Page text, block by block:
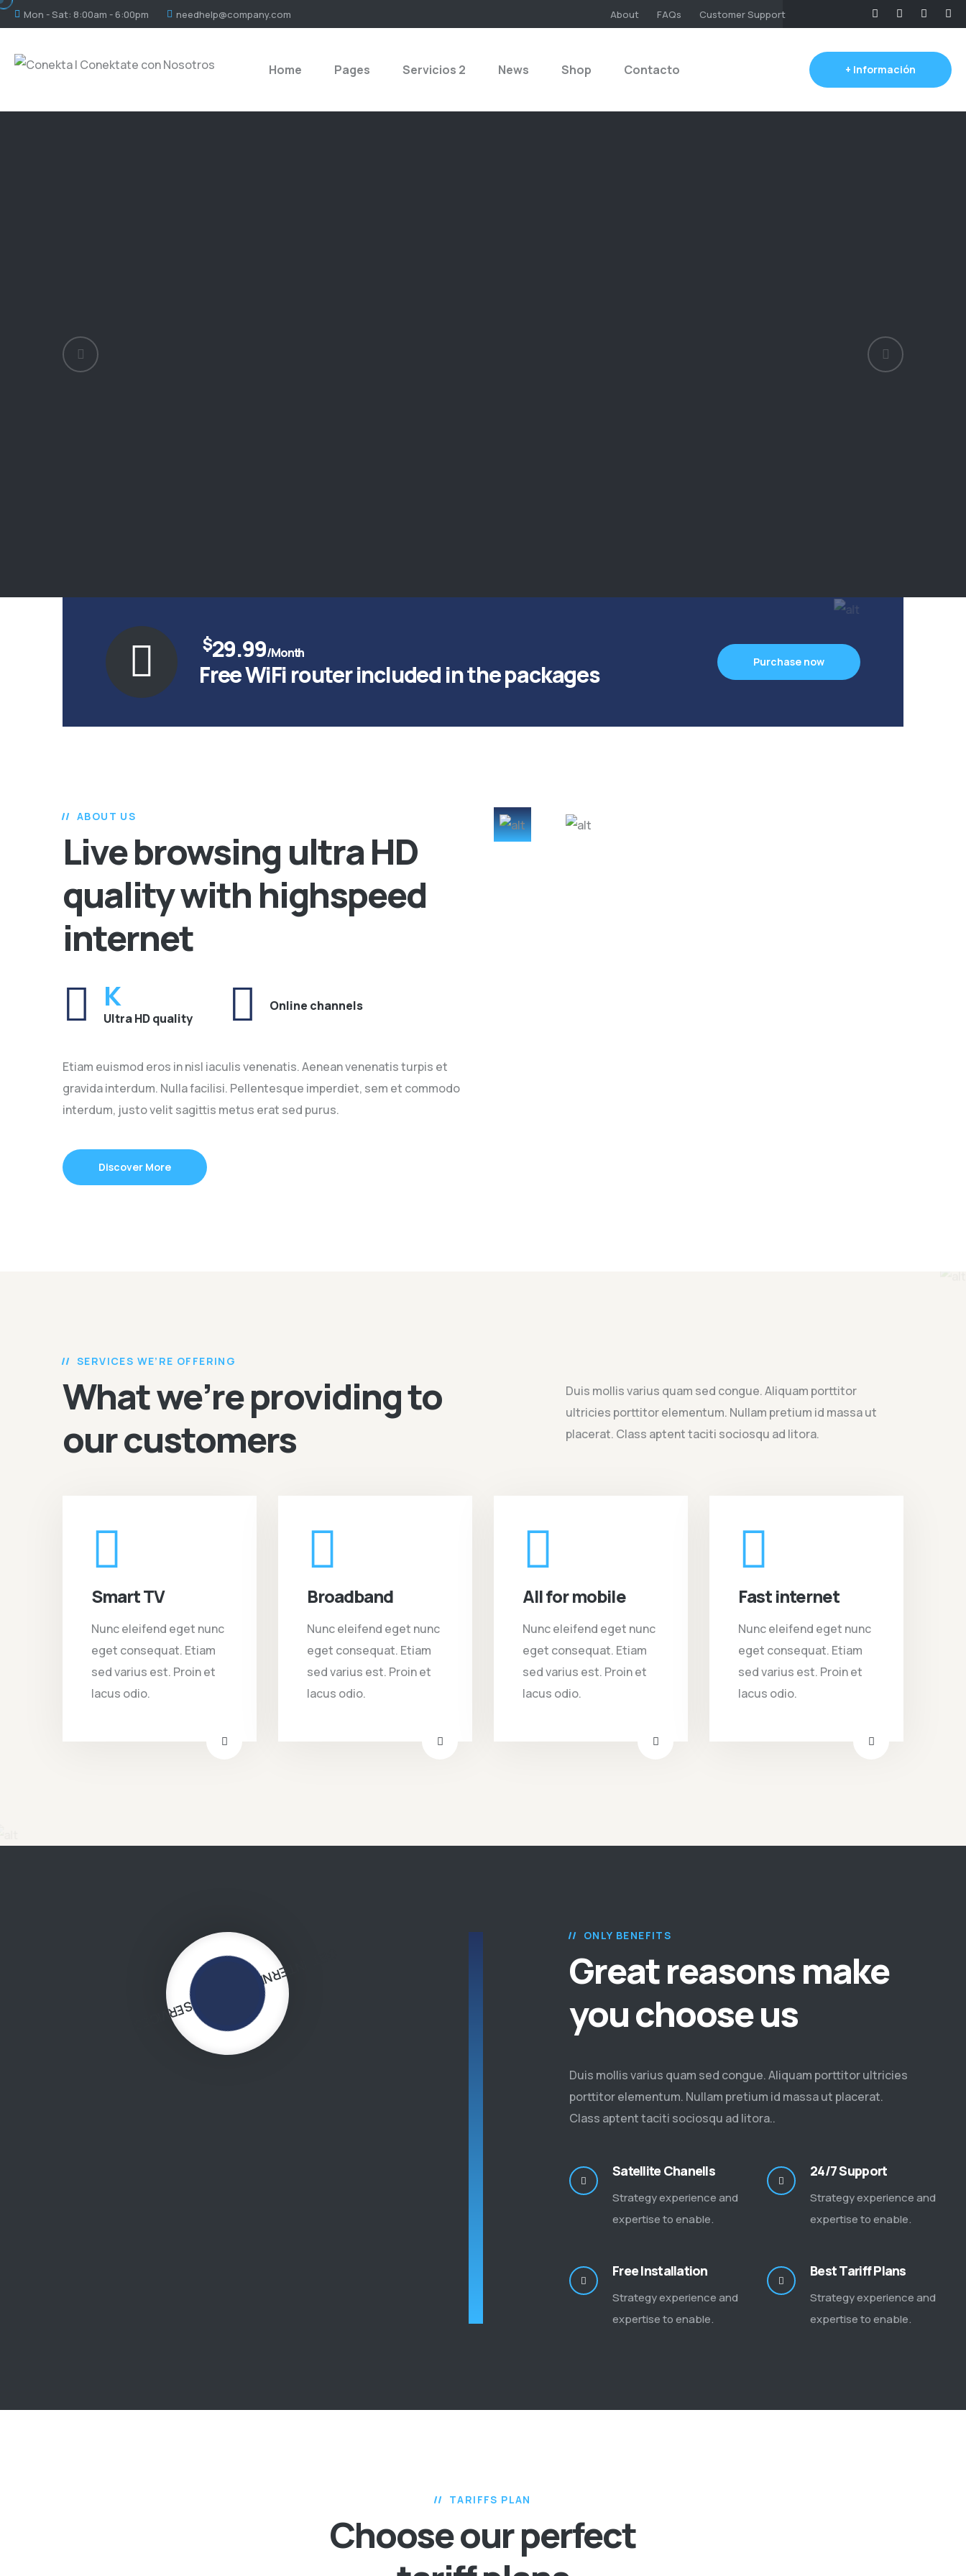
Mon - Sat: 8:00am - 6:00pm needhelp@company.com About FAQs Customer Support
Home Pages Servicios 2 News Shop Contacto + Información
$29.99/Month
Free WiFi router included in the packages Purchase now
ABOUT US
Live browsing ultra HD
quality with highspeed
internet
K
Ultra HD quality
Online channels
Etiam euismod eros in nisl iaculis venenatis. Aenean venenatis turpis et
gravida interdum. Nulla facilisi. Pellentesque imperdiet, sem et commodo
interdum, justo velit sagittis metus erat sed purus.
Discover More
SERVICES WE’RE OFFERING
What we’re providing to
our customers
Duis mollis varius quam sed congue. Aliquam porttitor
ultricies porttitor elementum. Nullam pretium id massa ut
placerat. Class aptent taciti sociosqu ad litora.
Smart TV
Nunc eleifend eget nunc
eget consequat. Etiam
sed varius est. Proin et
lacus odio.
Broadband
Nunc eleifend eget nunc
eget consequat. Etiam
sed varius est. Proin et
lacus odio.
All for mobile
Nunc eleifend eget nunc
eget consequat. Etiam
sed varius est. Proin et
lacus odio.
Fast internet
Nunc eleifend eget nunc
eget consequat. Etiam
sed varius est. Proin et
lacus odio.
GET INTERNET AND TV SERVICES
ONLY BENEFITS
Great reasons make
you choose us
Duis mollis varius quam sed congue. Aliquam porttitor ultricies
porttitor elementum. Nullam pretium id massa ut placerat.
Class aptent taciti sociosqu ad litora..
Satellite Chanells
Strategy experience and
expertise to enable.
Free Installation
Strategy experience and
expertise to enable.
24/7 Support
Strategy experience and
expertise to enable.
Best Tariff Plans
Strategy experience and
expertise to enable.
TARIFFS PLAN
Choose our perfect